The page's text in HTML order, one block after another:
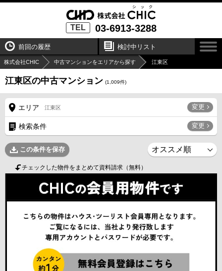
TEL 03-6913-3288
前回の履歴 検討中リスト
株式会社CHIC 中古マンションをエリアから探す 江東区
江東区の中古マンション (1,009件)
エリア 江東区 変更
検索条件 変更
この条件を保存
チェックした物件をまとめて資料請求（無料）